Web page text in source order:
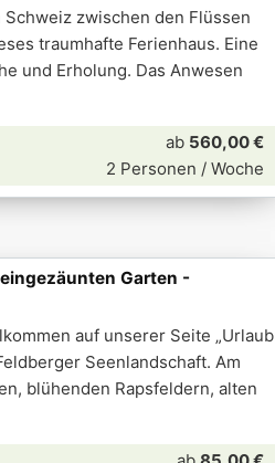
zwischen den Flüssen
traumhafte Ferienhaus. Eine
und Erholung. Das Anwesen
ab 560,00 €
2 Personen / Woche
Garten -
auf unserer Seite „Urlaub
Seenlandschaft. Am
blühenden Rapsfeldern, alten